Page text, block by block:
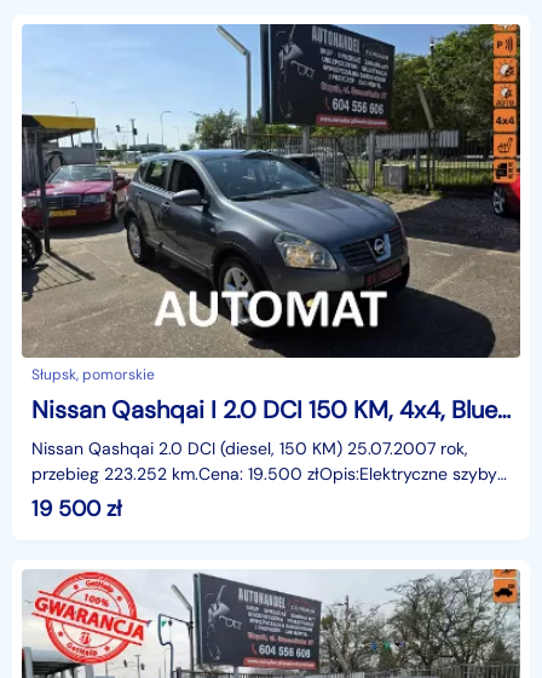
Słupsk, pomorskie
Nissan Qashqai I 2.0 DCI 150 KM, 4x4, Bluetooth, Klimatyzacja, Isofix, Panorama, Alu
Nissan Qashqai 2.0 DCI (diesel, 150 KM) 25.07.2007 rok,
przebieg 223.252 km.Cena: 19.500 złOpis:Elektryczne szyby
przód i tył, elektryczne lusterka, wspomaganie
19 500zł